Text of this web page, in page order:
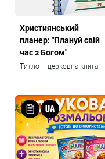
Християнський
планер: "Плануй свій
час з Богом"
Титло – церковна книга